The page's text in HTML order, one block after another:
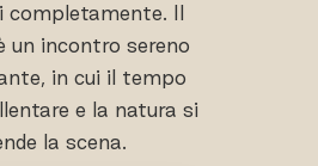
completamente. Il
un incontro sereno
in cui il tempo
e la natura si
la scena.